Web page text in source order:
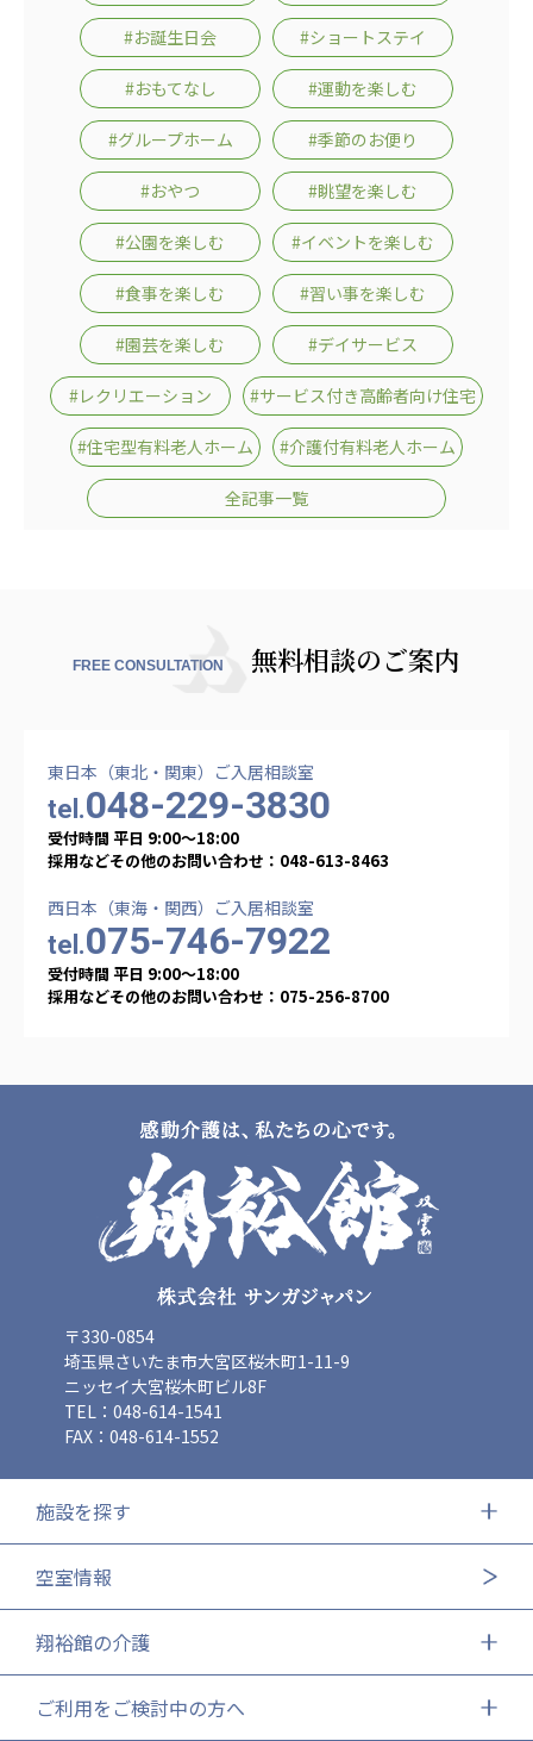
#お誕生日会 #ショートステイ
#おもてなし #運動を楽しむ
#グループホーム #季節のお便り
#おやつ #眺望を楽しむ
#公園を楽しむ #イベントを楽しむ
#食事を楽しむ #習い事を楽しむ
#園芸を楽しむ #デイサービス
#レクリエーション #サービス付き高齢者向け住宅
#住宅型有料老人ホーム #介護付有料老人ホーム
全記事一覧
FREE CONSULTATION 無料相談のご案内
東日本（東北・関東）ご入居相談室
tel.048-229-3830
受付時間 平日 9:00〜18:00
採用などその他のお問い合わせ：048-613-8463
西日本（東海・関西）ご入居相談室
tel.075-746-7922
受付時間 平日 9:00〜18:00
採用などその他のお問い合わせ：075-256-8700
〒330-0854
埼玉県さいたま市大宮区桜木町1-11-9
ニッセイ大宮桜木町ビル8F
TEL：048-614-1541
FAX：048-614-1552
施設を探す
空室情報
翔裕館の介護
ご利用をご検討中の方へ